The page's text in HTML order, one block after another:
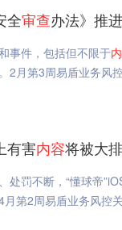
全审查办法》推进
事件，包括但不限于
2月第3周易盾业务风
有害内容将被大
处罚不断，“懂球帝
月第2周易盾业务风控